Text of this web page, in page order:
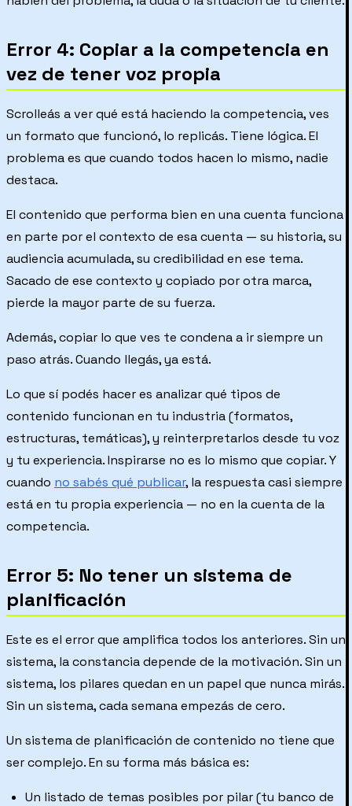
Error 4: Copiar a la competencia en
vez de tener voz propia
Scrolleás a ver qué está haciendo la competencia, ves
un formato que funcionó, lo replicás. Tiene lógica. El
problema es que cuando todos hacen lo mismo, nadie
destaca.
El contenido que performa bien en una cuenta funciona
en parte por el contexto de esa cuenta — su historia, su
audiencia acumulada, su credibilidad en ese tema.
Sacado de ese contexto y copiado por otra marca,
pierde la mayor parte de su fuerza.
Además, copiar lo que ves te condena a ir siempre un
paso atrás. Cuando llegás, ya está.
Lo que sí podés hacer es analizar qué tipos de
contenido funcionan en tu industria (formatos,
estructuras, temáticas), y reinterpretarlos desde tu voz
y tu experiencia. Inspirarse no es lo mismo que copiar. Y
cuando no sabés qué publicar, la respuesta casi siempre
está en tu propia experiencia — no en la cuenta de la
competencia.
Error 5: No tener un sistema de
planificación
Este es el error que amplifica todos los anteriores. Sin un
sistema, la constancia depende de la motivación. Sin un
sistema, los pilares quedan en un papel que nunca mirás.
Sin un sistema, cada semana empezás de cero.
Un sistema de planificación de contenido no tiene que
ser complejo. En su forma más básica es:
Un listado de temas posibles por pilar (tu banco de